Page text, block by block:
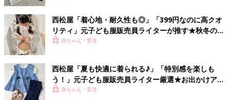
西松屋「着心地・耐久性も◎」「399円なのに高クオ
リティ」元子ども服販売員ライターが推す★秋冬のお
出かけアイテム5選
赤ちゃん・育児
西松屋「夏も快適に着られる♪」「特別感を楽しも
う！」元子ども服販売員ライター厳選★お出かけアイ
テム5選
赤ちゃん・育児